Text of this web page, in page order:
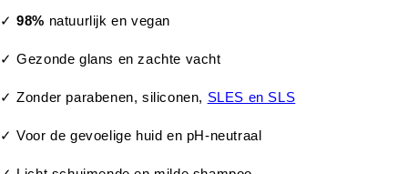
✓98% natuurlijk en vegan
✓ Gezonde glans en zachte vacht
✓ Zonder parabenen, siliconen, SLES en SLS
✓ Voor de gevoelige huid en pH-neutraal